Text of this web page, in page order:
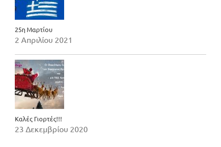
25η Μαρτίου
2 Απριλίου 2021
Καλές Γιορτές!!!
23 Δεκεμβρίου 2020